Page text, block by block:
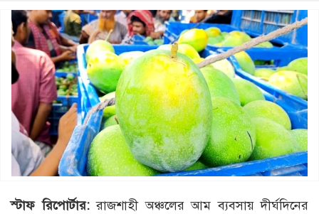
স্টাফ রিপোর্টার:রাজশাহী অঞ্চলের আম ব্যবসায় দীর্ঘদিনের